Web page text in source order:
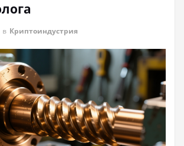
в Криптоиндустрия